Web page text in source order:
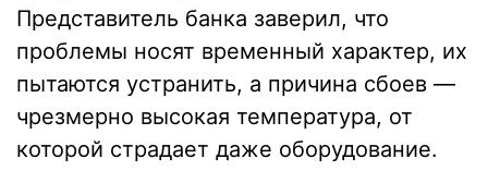
Представитель банка заверил, что
проблемы носят временный характер, их
пытаются устранить, а причина сбоев —
чрезмерно высокая температура, от
которой страдает даже оборудование.